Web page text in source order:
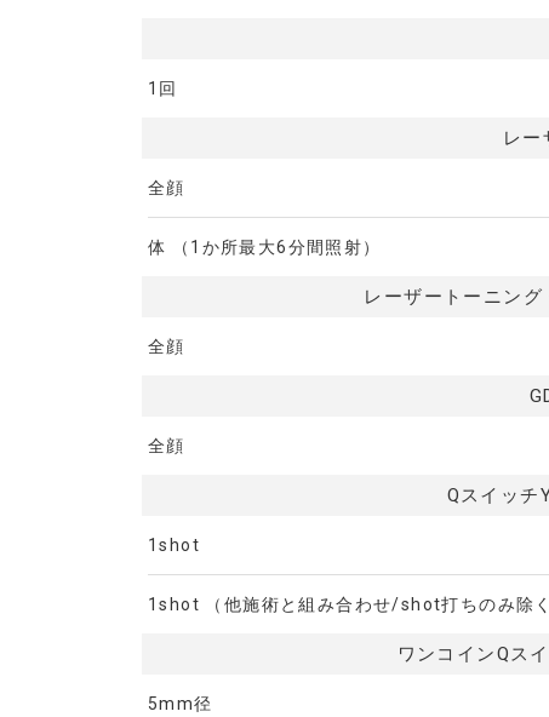
1回
レー
全顔
体 （1か所最大6分間照射）
レーザートーニン
全顔
全顔
Qスイッチ
1shot
1shot （他施術と組み合わせ/shot打ちのみ除く
ワンコインQス
5mm径